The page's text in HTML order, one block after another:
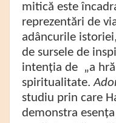
mitică este
reprezentări de
adâncurile
de sursele de
intenția de „a
spiritualitate.
studiu prin care
demonstra